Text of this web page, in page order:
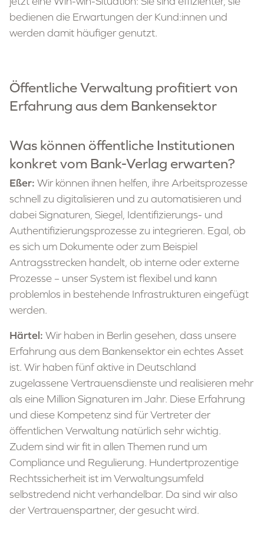
bedienen die Erwartungen der Kund:innen und
werden damit häufiger genutzt.
Öffentliche Verwaltung profitiert von
Erfahrung aus dem Bankensektor
Was können öffentliche Institutionen
konkret vom Bank-Verlag erwarten?
Eßer: Wir können ihnen helfen, ihre Arbeitsprozesse
schnell zu digitalisieren und zu automatisieren und
dabei Signaturen, Siegel, Identifizierungs- und
Authentifizierungsprozesse zu integrieren. Egal, ob
es sich um Dokumente oder zum Beispiel
Antragsstrecken handelt, ob interne oder externe
Prozesse – unser System ist flexibel und kann
problemlos in bestehende Infrastrukturen eingefügt
werden.
Härtel: Wir haben in Berlin gesehen, dass unsere
Erfahrung aus dem Bankensektor ein echtes Asset
ist. Wir haben fünf aktive in Deutschland
zugelassene Vertrauensdienste und realisieren mehr
als eine Million Signaturen im Jahr. Diese Erfahrung
und diese Kompetenz sind für Vertreter der
öffentlichen Verwaltung natürlich sehr wichtig.
Zudem sind wir fit in allen Themen rund um
Compliance und Regulierung. Hundertprozentige
Rechtssicherheit ist im Verwaltungsumfeld
selbstredend nicht verhandelbar. Da sind wir also
der Vertrauenspartner, der gesucht wird.